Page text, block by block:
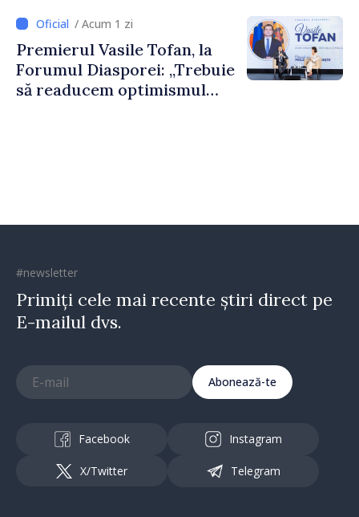
dumneavoastră pentru a
construi comunități mai
puternice”
/ Acum 1 zi
Premierul Vasile Tofan, la
Forumul Diasporei: „Trebuie
să readucem optimismul
#newsletter
Primiți cele mai recente știri direct pe
E-mailul dvs.
Abonează-te
Facebook Instagram
X/Twitter Telegram